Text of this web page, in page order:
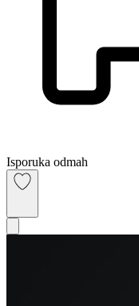
Isporuka odmah